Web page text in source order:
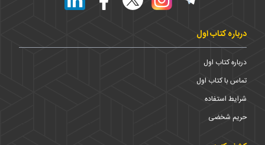
درباره کتاب اول
درباره کتاب اول
تماس با کتاب اول
شرایط استفاده
حریم شخضی